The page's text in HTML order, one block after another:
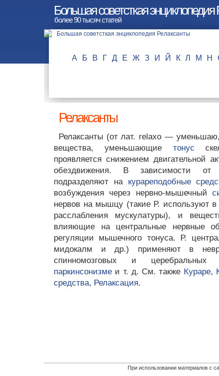
Большая советсткая энциклопедия
более 90 тысяч статей
А Б В Г Д Е Ж З И Й К Л М Н
Релаксанты
Релаксанты (от лат. relaxo —
вещества, уменьшающие тонус
проявляется снижением двигательной
обездвижения. В зависимости
подразделяют на курареподобные
возбуждения через нервно-мышечный
нервов на мышцу (такие Р. используют
расслабления мускулатуры), и
влияющие на центральные нервные
регуляции мышечного тонуса. Р.
мидокалм и др.) применяют в
спинномозговых и
паркинсонизме и т. д. См. также Кураре,
средства, Релаксация.
При использовании материалов с